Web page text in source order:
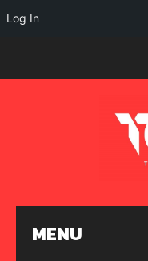
MENU
Log In